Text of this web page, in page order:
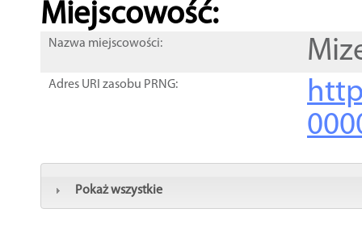
Miejscowość:
Nazwa miejscowości:
Adres URI zasobu PRNG:
Pokaż wszystkie